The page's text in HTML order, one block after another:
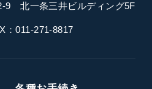
2-9北一条三井ビルディング5F
：011-271-8817